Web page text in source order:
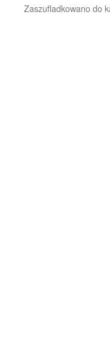
Zaszufladkowano do